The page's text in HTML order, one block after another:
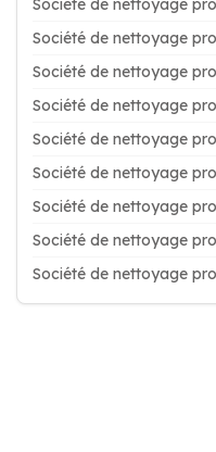
Société de nettoyage
Société de nettoyage
Société de nettoyage
Société de nettoyage
Société de nettoyage
Société de nettoyage
Société de nettoyage
Société de nettoyage
Société de nettoyage